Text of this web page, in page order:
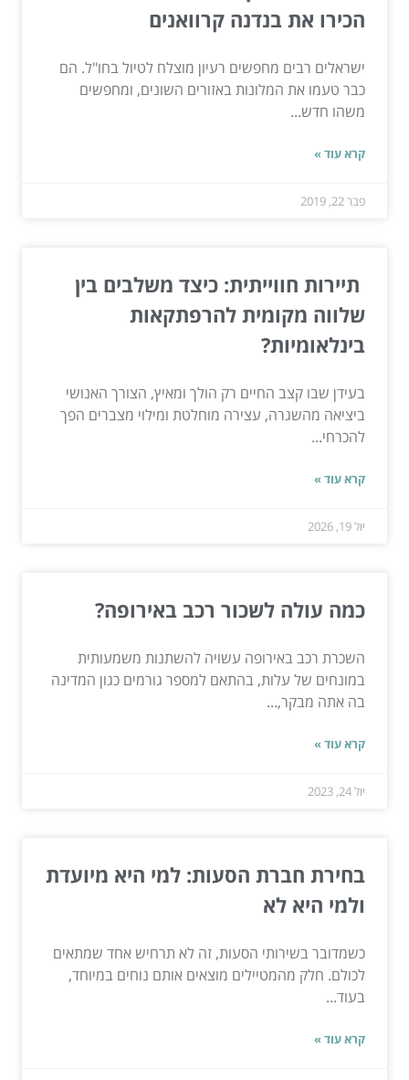
הכירו את בנדנה קרוואנים
ישראלים רבים מחפשים רעיון מוצלח לטיול בחו"ל. הם
כבר טעמו את המלונות באזורים השונים, ומחפשים
משהו חדש...
קרא עוד »
פבר 22, 2019
תיירות חווייתית: כיצד משלבים בין
שלווה מקומית להרפתקאות
בינלאומיות?
בעידן שבו קצב החיים רק הולך ומאיץ, הצורך האנושי
ביציאה מהשגרה, עצירה מוחלטת ומילוי מצברים הפך
להכרחי...
קרא עוד »
יול 19, 2026
כמה עולה לשכור רכב באירופה?
השכרת רכב באירופה עשויה להשתנות משמעותית
במונחים של עלות, בהתאם למספר גורמים כגון המדינה
בה אתה מבקר,...
קרא עוד »
יול 24, 2023
בחירת חברת הסעות: למי היא מיועדת
ולמי היא לא
כשמדובר בשירותי הסעות, זה לא תרחיש אחד שמתאים
לכולם. חלק מהמטיילים מוצאים אותם נוחים במיוחד,
בעוד...
קרא עוד »